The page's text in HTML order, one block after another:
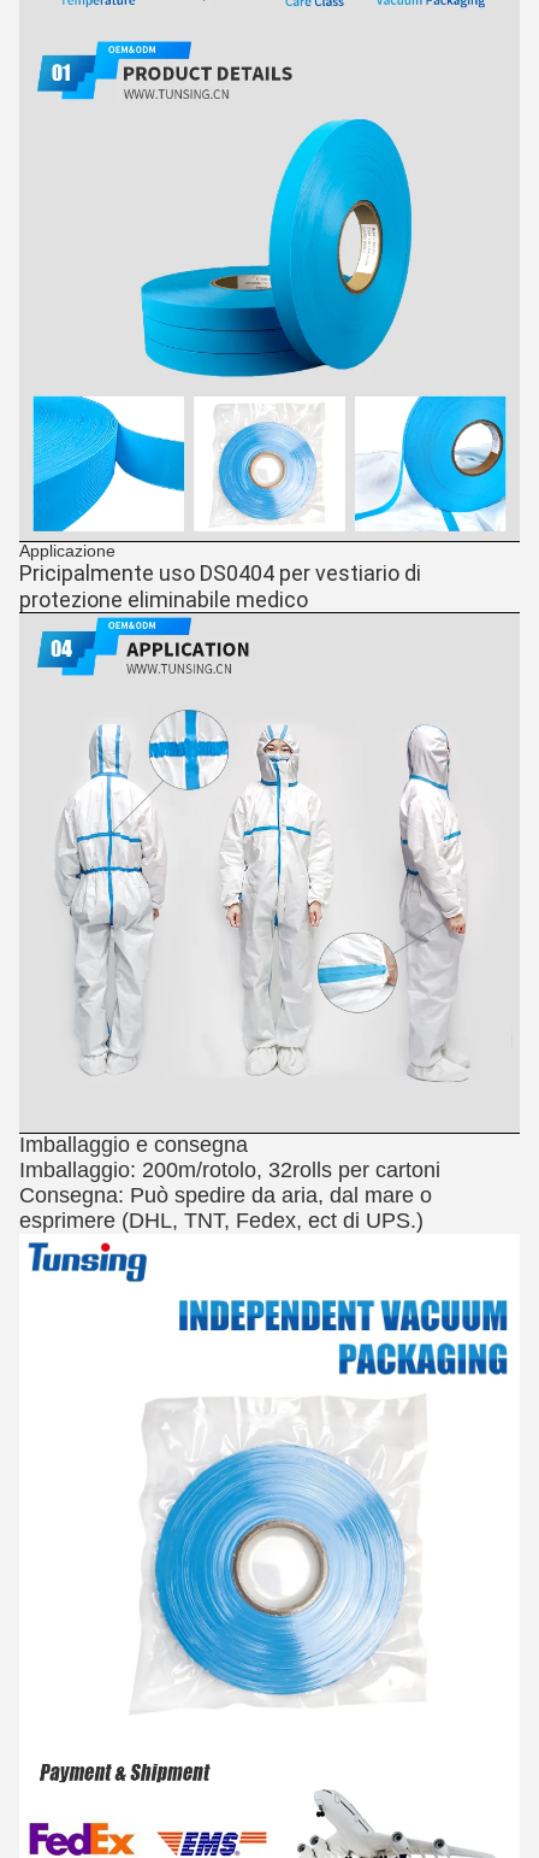
Applicazione
Pricipalmente uso DS0404 per vestiario di
protezione eliminabile medico
Imballaggio e consegna
Imballaggio: 200m/rotolo, 32rolls per cartoni
Consegna: Può spedire da aria, dal mare o
esprimere (DHL, TNT, Fedex, ect di UPS.)